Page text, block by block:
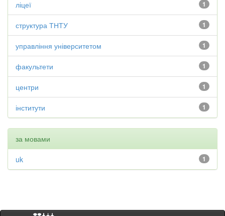
1
ліцеї
1
структура ТНТУ
1
управління університетом
1
факультети
1
центри
1
інститути
за мовами
1
uk